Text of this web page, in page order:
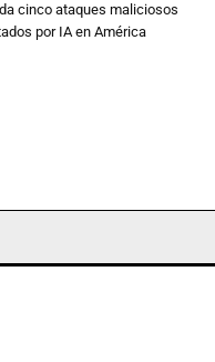
cinco ataques maliciosos
por IA en América